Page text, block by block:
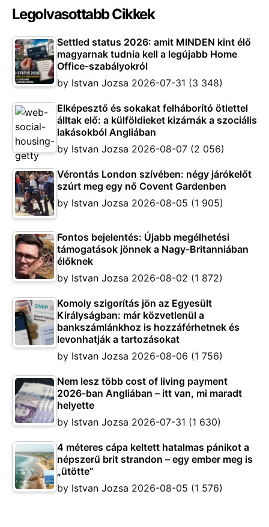
Legolvasottabb Cikkek
Settled status 2026: amit MINDEN kint élő
magyarnak tudnia kell a legújabb Home
Office-szabályokról
by Istvan Jozsa 2026-07-31 (3 348)
Elképesztő és sokakat felháborító ötlettel
álltak elő: a külföldieket kizárnák a szociális
lakásokból Angliában
by Istvan Jozsa 2026-08-07 (2 056)
Vérontás London szívében: négy járókelőt
szúrt meg egy nő Covent Gardenben
by Istvan Jozsa 2026-08-05 (1 905)
Fontos bejelentés: Újabb megélhetési
támogatások jönnek a Nagy-Britanniában
élőknek
by Istvan Jozsa 2026-08-02 (1 872)
Komoly szigorítás jön az Egyesült
Királyságban: már közvetlenül a
bankszámlánkhoz is hozzáférhetnek és
levonhatják a tartozásokat
by Istvan Jozsa 2026-08-06 (1 756)
Nem lesz több cost of living payment
2026-ban Angliában – itt van, mi maradt
helyette
by Istvan Jozsa 2026-07-31 (1 630)
4 méteres cápa keltett hatalmas pánikot a
népszerű brit strandon – egy ember meg is
„ütötte”
by Istvan Jozsa 2026-08-05 (1 576)